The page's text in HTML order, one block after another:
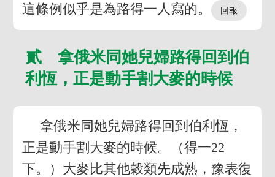
這條例似乎是為路得一人寫的。
貳 拿俄米同她兒婦路得回到伯
利恆，正是動手割大麥的時候
拿俄米同她兒婦路得回到伯利恆，
正是動手割大麥的時候。（得一22
下。）大麥比其他穀類先成熟，豫表復